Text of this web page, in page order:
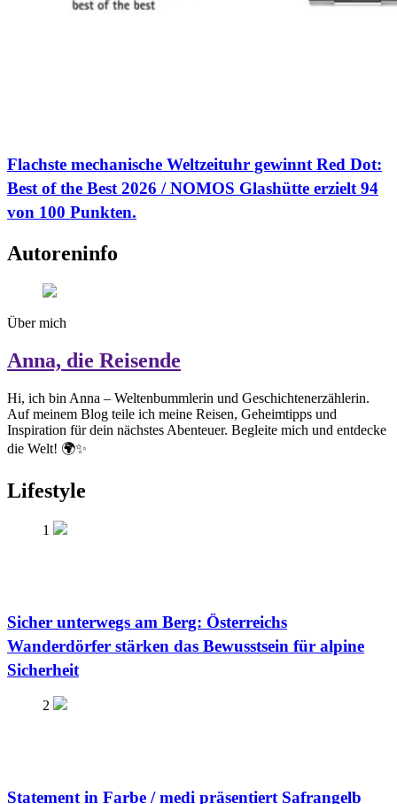
Flachste mechanische Weltzeituhr gewinnt Red Dot:
Best of the Best 2026 / NOMOS Glashütte erzielt 94
von 100 Punkten.
Autoreninfo
Über mich
Anna, die Reisende
Hi, ich bin Anna – Weltenbummlerin und Geschichtenerzählerin.
Auf meinem Blog teile ich meine Reisen, Geheimtipps und
Inspiration für dein nächstes Abenteuer. Begleite mich und entdecke
die Welt! 🌍✨
Lifestyle
1
Sicher unterwegs am Berg: Österreichs
Wanderdörfer stärken das Bewusstsein für alpine
Sicherheit
2
Statement in Farbe / medi präsentiert Safrangelb